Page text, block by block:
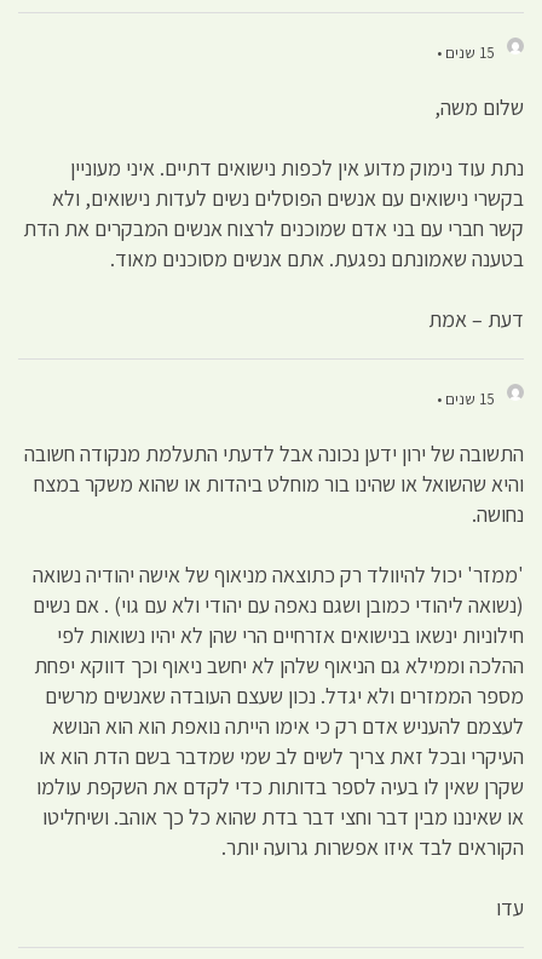
15 שנים •
שלום משה,
נתת עוד נימוק מדוע אין לכפות נישואים דתיים. איני מעוניין
בקשרי נישואים עם אנשים הפוסלים נשים לעדות נישואים, ולא
קשר חברי עם בני אדם שמוכנים לרצוח אנשים המבקרים את הדת
בטענה שאמונתם נפגעת. אתם אנשים מסוכנים מאוד.
דעת – אמת
15 שנים •
התשובה של ירון ידען נכונה אבל לדעתי התעלמת מנקודה חשובה
והיא שהשואל או שהינו בור מוחלט ביהדות או שהוא משקר במצח
נחושה.
'ממזר' יכול להיוולד רק כתוצאה מניאוף של אישה יהודיה נשואה
(נשואה ליהודי כמובן ושגם נאפה עם יהודי ולא עם גוי) . אם נשים
חילוניות ינשאו בנישואים אזרחיים הרי שהן לא יהיו נשואות לפי
ההלכה וממילא גם הניאוף שלהן לא יחשב ניאוף וכך דווקא יפחת
מספר הממזרים ולא יגדל. נכון שעצם העובדה שאנשים מרשים
לעצמם להעניש אדם רק כי אימו הייתה נואפת הוא הוא הנושא
העיקרי ובכל זאת צריך לשים לב שמי שמדבר בשם הדת הוא או
שקרן שאין לו בעיה לספר בדותות כדי לקדם את השקפת עולמו
או שאיננו מבין דבר וחצי דבר בדת שהוא כל כך אוהב. ושיחליטו
הקוראים לבד איזו אפשרות גרועה יותר.
עדו